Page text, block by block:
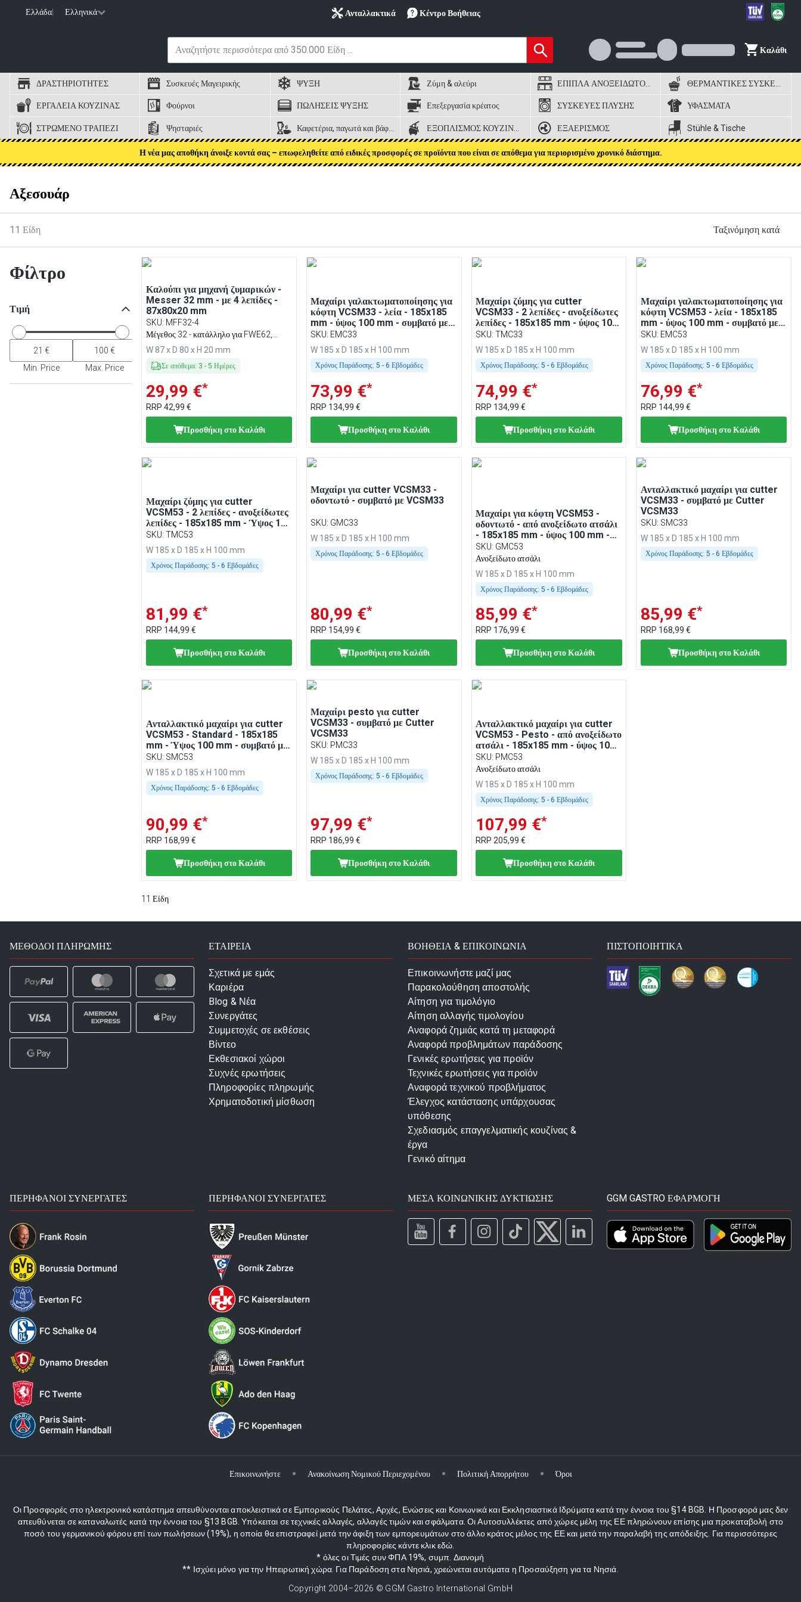
Ελλάδα Ελληνικά Ανταλλακτικά Κέντρο Βοήθειας
Καλάθι
ΔΡΑΣΤΗΡΙΟΤΗΤΕΣ Συσκευές Μαγειρικής ΨΥΞΗ Ζύμη & αλεύρι ΕΠΙΠΛΑ ΑΝΟΞΕΙΔΩΤΟΣ ΧΑΛΥΒΑΣ
ΕΡΓΑΛΕΙΑ ΚΟΥΖΙΝΑΣ Φούρνοι ΠΩΛΗΣΕΙΣ ΨΥΞΗΣ Επεξεργασία κρέατος ΣΥΣΚΕΥΕΣ ΠΛΥΣΗΣ ΥΦΑΣΜΑΤΑ
ΣΤΡΩΜΕΝΟ ΤΡΑΠΕΖΙ Ψησταριές Καφετέρια, παγωτά και βάφλες ΕΞΑΕΡΙΣΜΟΣ Stühle & Tische
Η νέα μας αποθήκη άνοιξε κοντά σας – επωφεληθείτε από ειδικές προσφορές σε προϊόντα που είναι σε απόθεμα για περιορισμένο χρονικό διάστημα.
Αξεσουάρ
11 Είδη Ταξινόμηση κατά
Φίλτρο
Τιμή
Min. Price Max. Price
Καλούπι για μηχανή ζυμαρικών -
Messer 32 mm - με 4 λεπίδες -
87x80x20 mm
SKU: MFF32-4
Μέγεθος 32 - κατάλληλο για FWE62,
FWKE62N
W 87 x D 80 x H 20 mm
Σε απόθεμα: 3 - 5 Ημέρες
29,99 €*
RRP 42,99 €
Προσθήκη στο Καλάθι
Μαχαίρι γαλακτωματοποίησης για
κόφτη VCSM33 - λεία - 185x185
mm - ύψος 100 mm - συμβατό με
VCSM33
SKU: EMC33
W 185 x D 185 x H 100 mm
Χρόνος Παράδοσης: 5 - 6 Εβδομάδες
73,99 €*
RRP 134,99 €
Προσθήκη στο Καλάθι
Μαχαίρι ζύμης για cutter
VCSM33 - 2 λεπίδες - ανοξείδωτες
λεπίδες - 185x185 mm - ύψος 100
mm
SKU:TMC33
W 185 x D 185 x H 100 mm
Χρόνος Παράδοσης: 5 - 6 Εβδομάδες
74,99 €*
RRP 134,99 €
Προσθήκη στο Καλάθι
Μαχαίρι γαλακτωματοποίησης για
κόφτη VCSM53 - λεία - 185x185
mm - ύψος 100 mm - συμβατό με
VCSM53
SKU: EMC53
W 185 x D 185 x H 100 mm
Χρόνος Παράδοσης: 5 - 6 Εβδομάδες
76,99 €*
RRP 144,99 €
Προσθήκη στο Καλάθι
Μαχαίρι ζύμης για cutter
VCSM53 - 2 λεπίδες - ανοξείδωτες
λεπίδες - 185x185 mm - Ύψος 100
mm
SKU: TMC53
W 185 x D 185 x H 100 mm
Χρόνος Παράδοσης: 5 - 6 Εβδομάδες
81,99 €*
RRP 144,99 €
Προσθήκη στο Καλάθι
Μαχαίρι για cutter VCSM33 -
οδοντωτό - συμβατό με VCSM33
SKU: GMC33
W 185 x D 185 x H 100 mm
Χρόνος Παράδοσης: 5 - 6 Εβδομάδες
80,99 €*
RRP 154,99 €
Προσθήκη στο Καλάθι
Μαχαίρι για κόφτη VCSM53 -
οδοντωτό - από ανοξείδωτο ατσάλι
- 185x185 mm - ύψος 100 mm -
συμβατό με Cutter VCSM53
SKU: GMC53
Ανοξείδωτο ατσάλι
W 185 x D 185 x H 100 mm
Χρόνος Παράδοσης: 5 - 6 Εβδομάδες
85,99 €*
RRP 176,99 €
Προσθήκη στο Καλάθι
Ανταλλακτικό μαχαίρι για cutter
VCSM33 - συμβατό με Cutter
VCSM33
SKU: SMC33
W 185 x D 185 x H 100 mm
Χρόνος Παράδοσης: 5 - 6 Εβδομάδες
85,99 €*
RRP 168,99 €
Προσθήκη στο Καλάθι
Ανταλλακτικό μαχαίρι για cutter
VCSM53 - Standard - 185x185
mm - Ύψος 100 mm - συμβατό με
VCSM53
SKU: SMC53
W 185 x D 185 x H 100 mm
Χρόνος Παράδοσης: 5 - 6 Εβδομάδες
90,99 €*
RRP 168,99 €
Προσθήκη στο Καλάθι
Μαχαίρι pesto για cutter
VCSM33 - συμβατό με Cutter
VCSM33
SKU: PMC33
W 185 x D 185 x H 100 mm
Χρόνος Παράδοσης: 5 - 6 Εβδομάδες
97,99 €*
RRP 186,99 €
Προσθήκη στο Καλάθι
Ανταλλακτικό μαχαίρι για cutter
VCSM53 - Pesto - από ανοξείδωτο
ατσάλι - 185x185 mm - ύψος 100
mm - 3 λεπίδες
SKU: PMC53
Ανοξείδωτο ατσάλι
W 185 x D 185 x H 100 mm
Χρόνος Παράδοσης: 5 - 6 Εβδομάδες
107,99 €*
RRP205,99 €
Προσθήκη στο Καλάθι
11 Είδη
ΜΈΘΟΔΟΙ ΠΛΗΡΩΜΉΣ ΕΤΑΙΡΕΙΑ
Σχετικά με εμάς
Καριέρα
Blog & Νέα
Συνεργάτες
Συμμετοχές σε εκθέσεις
Βίντεο
Εκθεσιακοί χώροι
Συχνές ερωτήσεις
Πληροφορίες πληρωμής
Χρηματοδοτική μίσθωση
ΒΟΗΘΕΙΑ & ΕΠΙΚΟΙΝΩΝΙΑ
Επικοινωνήστε μαζί μας
Παρακολούθηση αποστολής
Αίτηση για τιμολόγιο
Αίτηση αλλαγής τιμολογίου
Αναφορά ζημιάς κατά τη μεταφορά
Αναφορά προβλημάτων παράδοσης
Γενικές ερωτήσεις για προϊόν
Τεχνικές ερωτήσεις για προϊόν
Αναφορά τεχνικού προβλήματος
Έλεγχος κατάστασης υπάρχουσας
υπόθεσης
Σχεδιασμός επαγγελματικής κουζίνας &
έργα
Γενικό αίτημα
ΠΙΣΤΟΠΟΙΗΤΙΚΆ
ΠΕΡΉΦΑΝΟΙ ΣΥΝΕΡΓΆΤΕΣ ΠΕΡΉΦΑΝΟΙ ΣΥΝΕΡΓΆΤΕΣ ΜΈΣΑ ΚΟΙΝΩΝΙΚΉΣ ΔΥΚΤΊΩΣΗΣ GGM GASTRO ΕΦΑΡΜΟΓΉ
Επικοινωνήστε Ανακοίνωση Νομικού Περιεχομένου Πολιτική Απορρήτου Όροι
Οι Προσφορές στο ηλεκτρονικό κατάστημα απευθύνονται αποκλειστικά σε Εμπορικούς Πελάτες, Αρχές, Ενώσεις και Κοινωνικά και Εκκλησιαστικά Ιδρύματα κατά την έννοια του §14 BGB. Η Προσφορά μας δεν
απευθύνεται σε καταναλωτές κατά την έννοια του §13 BGB. Υπόκειται σε τεχνικές αλλαγές, αλλαγές τιμών και σφάλματα. Οι Αυτοσυλλέκτες από χώρες μέλη της ΕΕ πληρώνουν επίσης μια προκαταβολή στο
ποσό του γερμανικού φόρου επί των πωλήσεων (19%), η οποία θα επιστραφεί μετά την άφιξη των εμπορευμάτων στο άλλο κράτος μέλος της ΕΕ και μετά την παραλαβή της απόδειξης. Για περισσότερες
πληροφορίες κάντε κλικ εδώ.
* όλες οι Τιμές συν ΦΠΑ 19%, συμπ. Διανομή
** Ισχύει μόνο για την Ηπειρωτική χώρα. Για Παράδοση στα Νησιά, χρεώνεται αυτόματα η Προσαύξηση για τα Νησιά.
Copyright 2004–2026 © GGM Gastro International GmbH